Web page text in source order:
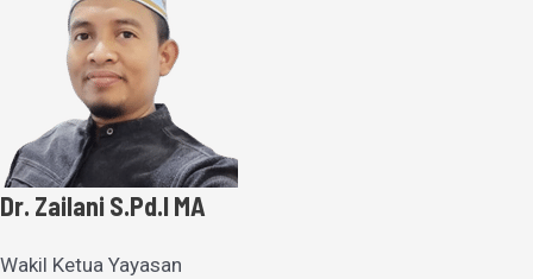
Dr. Zailani S.Pd.I MA
Wakil Ketua Yayasan